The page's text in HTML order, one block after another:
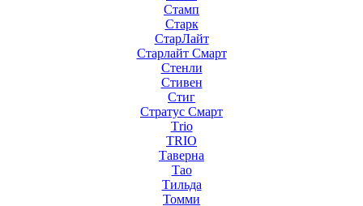
Стамп
Старк
СтарЛайт
Старлайт Смарт
Стенли
Стивен
Стиг
Стратус Смарт
Тrio
ТRIO
Таверна
Тао
Тильда
Томми